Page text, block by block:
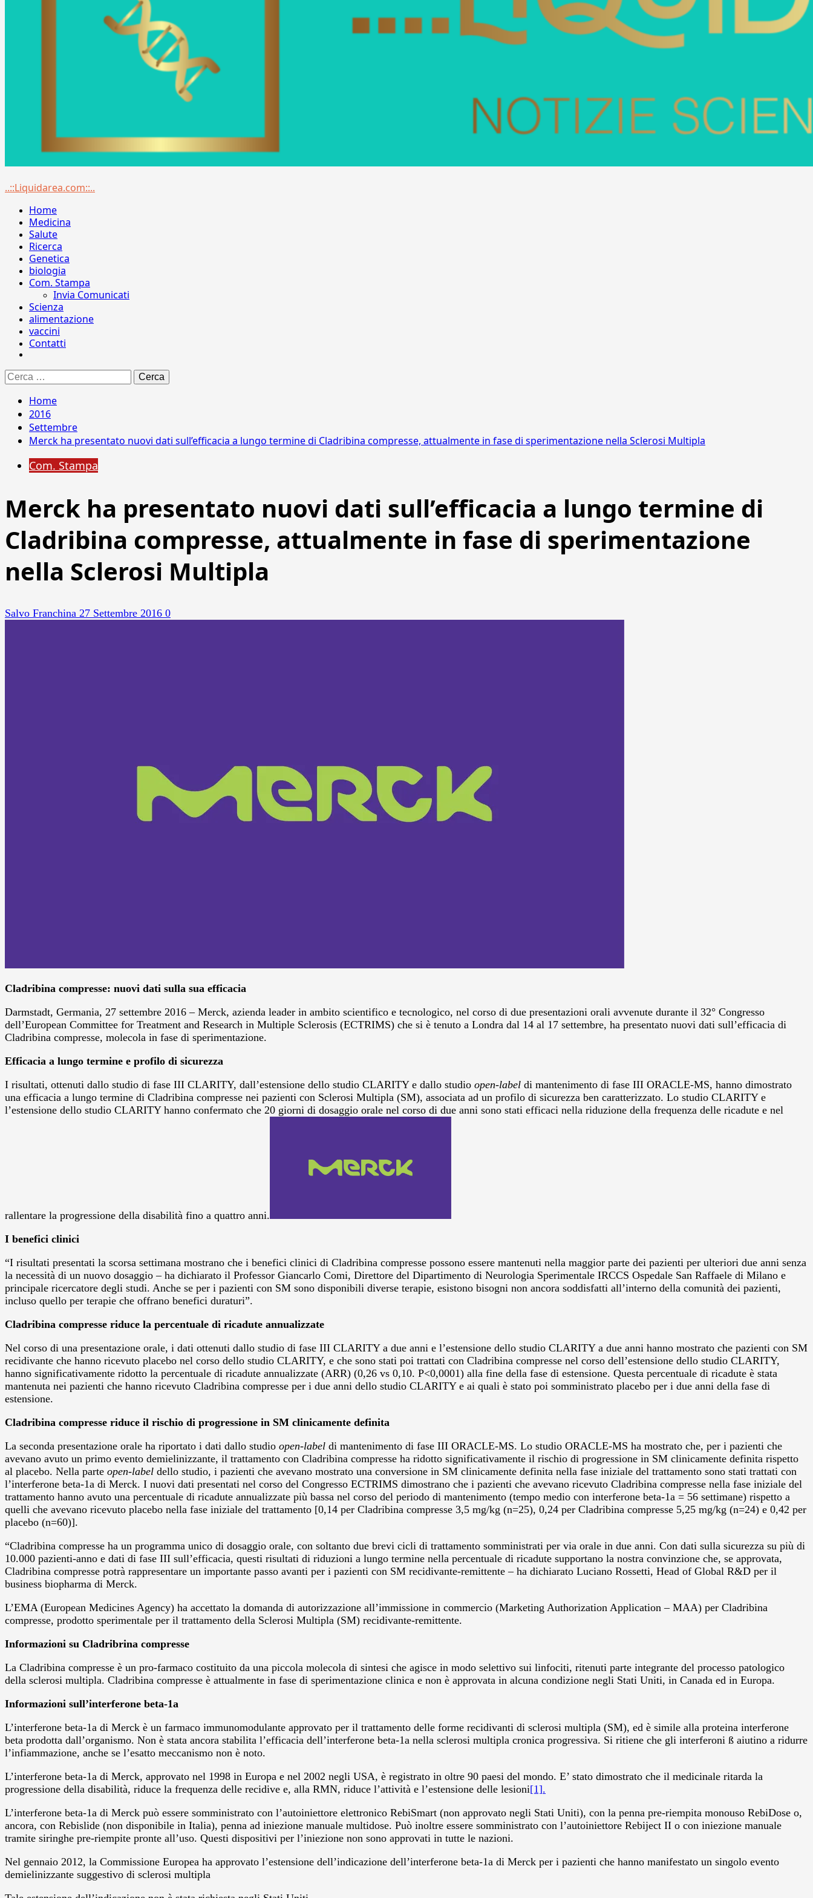
Menu
..::Liquidarea.com::..
Home
Medicina
Salute
Ricerca
Genetica
biologia
Com. Stampa
Invia Comunicati
Scienza
alimentazione
vaccini
Contatti
Ricerca
per:
Home
2016
Settembre
Merck ha presentato nuovi dati sull’efficacia a lungo termine di Cladribina compresse, attualmente in fase di sperimentazione nella Sclerosi Multipla
Com. Stampa
Merck ha presentato nuovi dati sull’efficacia a lungo termine di
Cladribina compresse, attualmente in fase di sperimentazione
nella Sclerosi Multipla
Salvo Franchina 27 Settembre 2016 0
Cladribina compresse: nuovi dati sulla sua efficacia
Darmstadt, Germania, 27 settembre 2016 – Merck, azienda leader in ambito scientifico e tecnologico, nel corso di due presentazioni orali avvenute durante il 32° Congresso
dell’European Committee for Treatment and Research in Multiple Sclerosis (ECTRIMS) che si è tenuto a Londra dal 14 al 17 settembre, ha presentato nuovi dati sull’efficacia di
Cladribina compresse, molecola in fase di sperimentazione.
Efficacia a lungo termine e profilo di sicurezza
I risultati, ottenuti dallo studio di fase III CLARITY, dall’estensione dello studio CLARITY e dallo studio open-label di mantenimento di fase III ORACLE-MS, hanno dimostrato
una efficacia a lungo termine di Cladribina compresse nei pazienti con Sclerosi Multipla (SM), associata ad un profilo di sicurezza ben caratterizzato. Lo studio CLARITY e
l’estensione dello studio CLARITY hanno confermato che 20 giorni di dosaggio orale nel corso di due anni sono stati efficaci nella riduzione della frequenza delle ricadute e nel
rallentare la progressione della disabilità fino a quattro anni.
I benefici clinici
“I risultati presentati la scorsa settimana mostrano che i benefici clinici di Cladribina compresse possono essere mantenuti nella maggior parte dei pazienti per ulteriori due anni senza
la necessità di un nuovo dosaggio – ha dichiarato il Professor Giancarlo Comi, Direttore del Dipartimento di Neurologia Sperimentale IRCCS Ospedale San Raffaele di Milano e
principale ricercatore degli studi. Anche se per i pazienti con SM sono disponibili diverse terapie, esistono bisogni non ancora soddisfatti all’interno della comunità dei pazienti,
incluso quello per terapie che offrano benefici duraturi”.
Cladribina compresse riduce la percentuale di ricadute annualizzate
Nel corso di una presentazione orale, i dati ottenuti dallo studio di fase III CLARITY a due anni e l’estensione dello studio CLARITY a due anni hanno mostrato che pazienti con SM
recidivante che hanno ricevuto placebo nel corso dello studio CLARITY, e che sono stati poi trattati con Cladribina compresse nel corso dell’estensione dello studio CLARITY,
hanno significativamente ridotto la percentuale di ricadute annualizzate (ARR) (0,26 vs 0,10. P<0,0001) alla fine della fase di estensione. Questa percentuale di ricadute è stata
mantenuta nei pazienti che hanno ricevuto Cladribina compresse per i due anni dello studio CLARITY e ai quali è stato poi somministrato placebo per i due anni della fase di
estensione.
Cladribina compresse riduce il rischio di progressione in SM clinicamente definita
La seconda presentazione orale ha riportato i dati dallo studio open-label di mantenimento di fase III ORACLE-MS. Lo studio ORACLE-MS ha mostrato che, per i pazienti che
avevano avuto un primo evento demielinizzante, il trattamento con Cladribina compresse ha ridotto significativamente il rischio di progressione in SM clinicamente definita rispetto
al placebo. Nella parte open-label dello studio, i pazienti che avevano mostrato una conversione in SM clinicamente definita nella fase iniziale del trattamento sono stati trattati con
l’interferone beta-1a di Merck. I nuovi dati presentati nel corso del Congresso ECTRIMS dimostrano che i pazienti che avevano ricevuto Cladribina compresse nella fase iniziale del
trattamento hanno avuto una percentuale di ricadute annualizzate più bassa nel corso del periodo di mantenimento (tempo medio con interferone beta-1a = 56 settimane) rispetto a
quelli che avevano ricevuto placebo nella fase iniziale del trattamento [0,14 per Cladribina compresse 3,5 mg/kg (n=25), 0,24 per Cladribina compresse 5,25 mg/kg (n=24) e 0,42 per
placebo (n=60)].
“Cladribina compresse ha un programma unico di dosaggio orale, con soltanto due brevi cicli di trattamento somministrati per via orale in due anni. Con dati sulla sicurezza su più di
10.000 pazienti-anno e dati di fase III sull’efficacia, questi risultati di riduzioni a lungo termine nella percentuale di ricadute supportano la nostra convinzione che, se approvata,
Cladribina compresse potrà rappresentare un importante passo avanti per i pazienti con SM recidivante-remittente – ha dichiarato Luciano Rossetti, Head of Global R&D per il
business biopharma di Merck.
L’EMA (European Medicines Agency) ha accettato la domanda di autorizzazione all’immissione in commercio (Marketing Authorization Application – MAA) per Cladribina
compresse, prodotto sperimentale per il trattamento della Sclerosi Multipla (SM) recidivante-remittente.
Informazioni su Cladribrina compresse
La Cladribina compresse è un pro-farmaco costituito da una piccola molecola di sintesi che agisce in modo selettivo sui linfociti, ritenuti parte integrante del processo patologico
della sclerosi multipla. Cladribina compresse è attualmente in fase di sperimentazione clinica e non è approvata in alcuna condizione negli Stati Uniti, in Canada ed in Europa.
Informazioni sull’interferone beta-1a
L’interferone beta-1a di Merck è un farmaco immunomodulante approvato per il trattamento delle forme recidivanti di sclerosi multipla (SM), ed è simile alla proteina interferone
beta prodotta dall’organismo. Non è stata ancora stabilita l’efficacia dell’interferone beta-1a nella sclerosi multipla cronica progressiva. Si ritiene che gli interferoni ß aiutino a ridurre
l’infiammazione, anche se l’esatto meccanismo non è noto.
L’interferone beta-1a di Merck, approvato nel 1998 in Europa e nel 2002 negli USA, è registrato in oltre 90 paesi del mondo. E’ stato dimostrato che il medicinale ritarda la
progressione della disabilità, riduce la frequenza delle recidive e, alla RMN, riduce l’attività e l’estensione delle lesioni[1].
L’interferone beta-1a di Merck può essere somministrato con l’autoiniettore elettronico RebiSmart (non approvato negli Stati Uniti), con la penna pre-riempita monouso RebiDose o,
ancora, con Rebislide (non disponibile in Italia), penna ad iniezione manuale multidose. Può inoltre essere somministrato con l’autoiniettore Rebiject II o con iniezione manuale
tramite siringhe pre-riempite pronte all’uso. Questi dispositivi per l’iniezione non sono approvati in tutte le nazioni.
Nel gennaio 2012, la Commissione Europea ha approvato l’estensione dell’indicazione dell’interferone beta-1a di Merck per i pazienti che hanno manifestato un singolo evento
demielinizzante suggestivo di sclerosi multipla